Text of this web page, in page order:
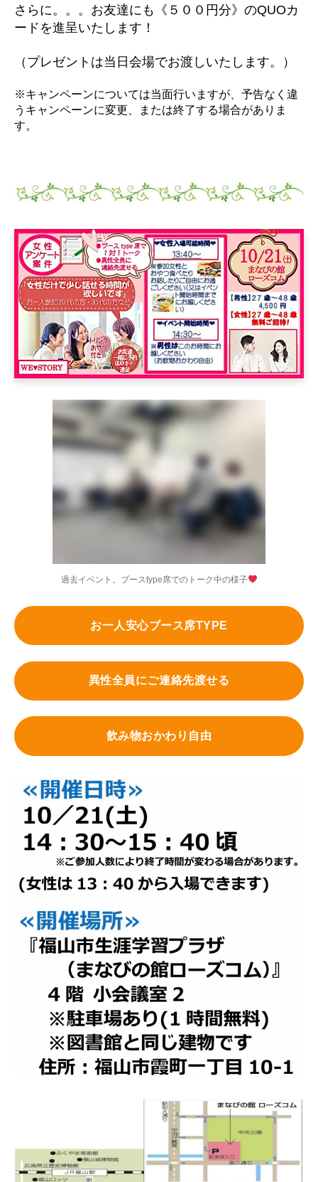
さらに。。。お友達にも《５００円分》のQUOカ
ードを進呈いたします！
（プレゼントは当日会場でお渡しいたします。）
※キャンペーンについては当面行いますが、予告なく違
うキャンペーンに変更、または終了する場合がありま
す。
過去イベント。ブースtype席でのトーク中の様子
お一人安心ブース席TYPE
異性全員にご連絡先渡せる
飲み物おかわり自由